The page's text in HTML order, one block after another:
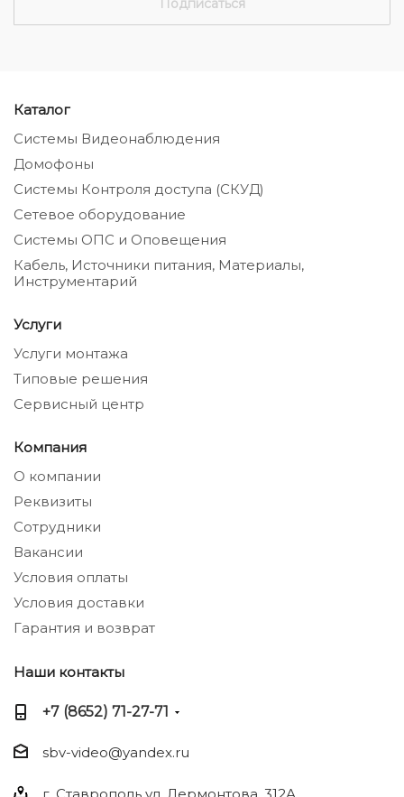
Каталог
Системы Видеонаблюдения
Домофоны
Системы Контроля доступа (СКУД)
Сетевое оборудование
Системы ОПС и Оповещения
Кабель, Источники питания, Материалы,
Инструментарий
Услуги
Услуги монтажа
Типовые решения
Сервисный центр
Компания
О компании
Реквизиты
Сотрудники
Вакансии
Условия оплаты
Условия доставки
Гарантия и возврат
Наши контакты
+7 (8652) 71-27-71
sbv-video@yandex.ru